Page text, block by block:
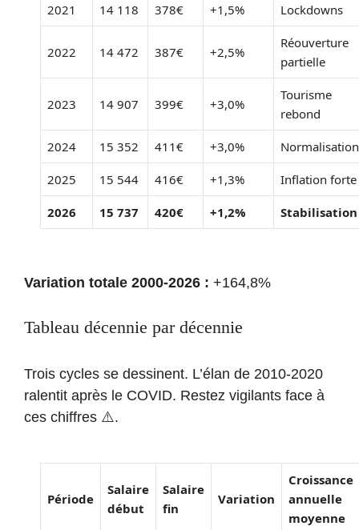
2021 14 118 378€ +1,5% Lockdowns
2022 14 472 387€ +2,5%
Réouverture
partielle
2023 14 907 399€ +3,0%
Tourisme
rebond
2024 15 352 411€ +3,0% Normalisation
2025 15 544 416€ +1,3% Inflation forte
2026 15 737 420€ +1,2% Stabilisation
Variation totale 2000-2026 : +164,8%
Tableau décennie par décennie
Trois cycles se dessinent. L’élan de 2010-2020
ralentit après le COVID. Restez vigilants face à
ces chiffres ⚠️.
Période
Salaire
début
Salaire
fin
Variation
Croissance
annuelle
moyenne